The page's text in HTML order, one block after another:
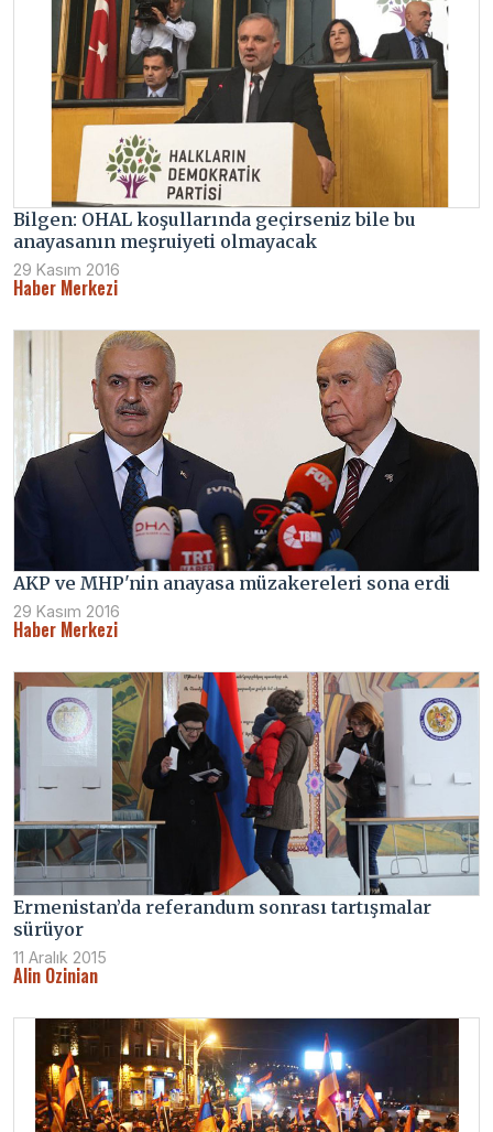
Bilgen: OHAL koşullarında geçirseniz bile bu
anayasanın meşruiyeti olmayacak
29 Kasım 2016
Haber Merkezi
AKP ve MHP'nin anayasa müzakereleri sona erdi
29 Kasım 2016
Haber Merkezi
Ermenistan’da referandum sonrası tartışmalar
sürüyor
11 Aralık 2015
Alin Ozinian